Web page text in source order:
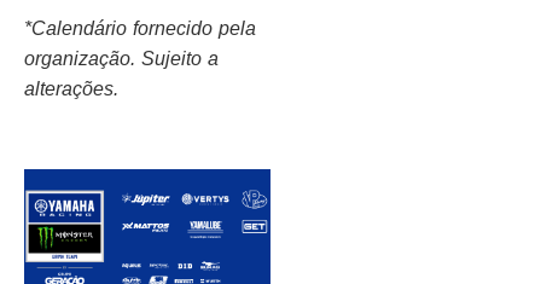
*Calendário fornecido pela
organização. Sujeito a
alterações.